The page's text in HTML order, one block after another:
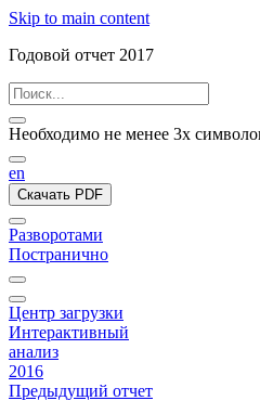
Skip to main content
Годовой отчет 2017
Необходимо не менее 3х
en
Скачать PDF
Разворотами
Постранично
Центр загрузки
Интерактивный
анализ
2016
Предыдущий отчет